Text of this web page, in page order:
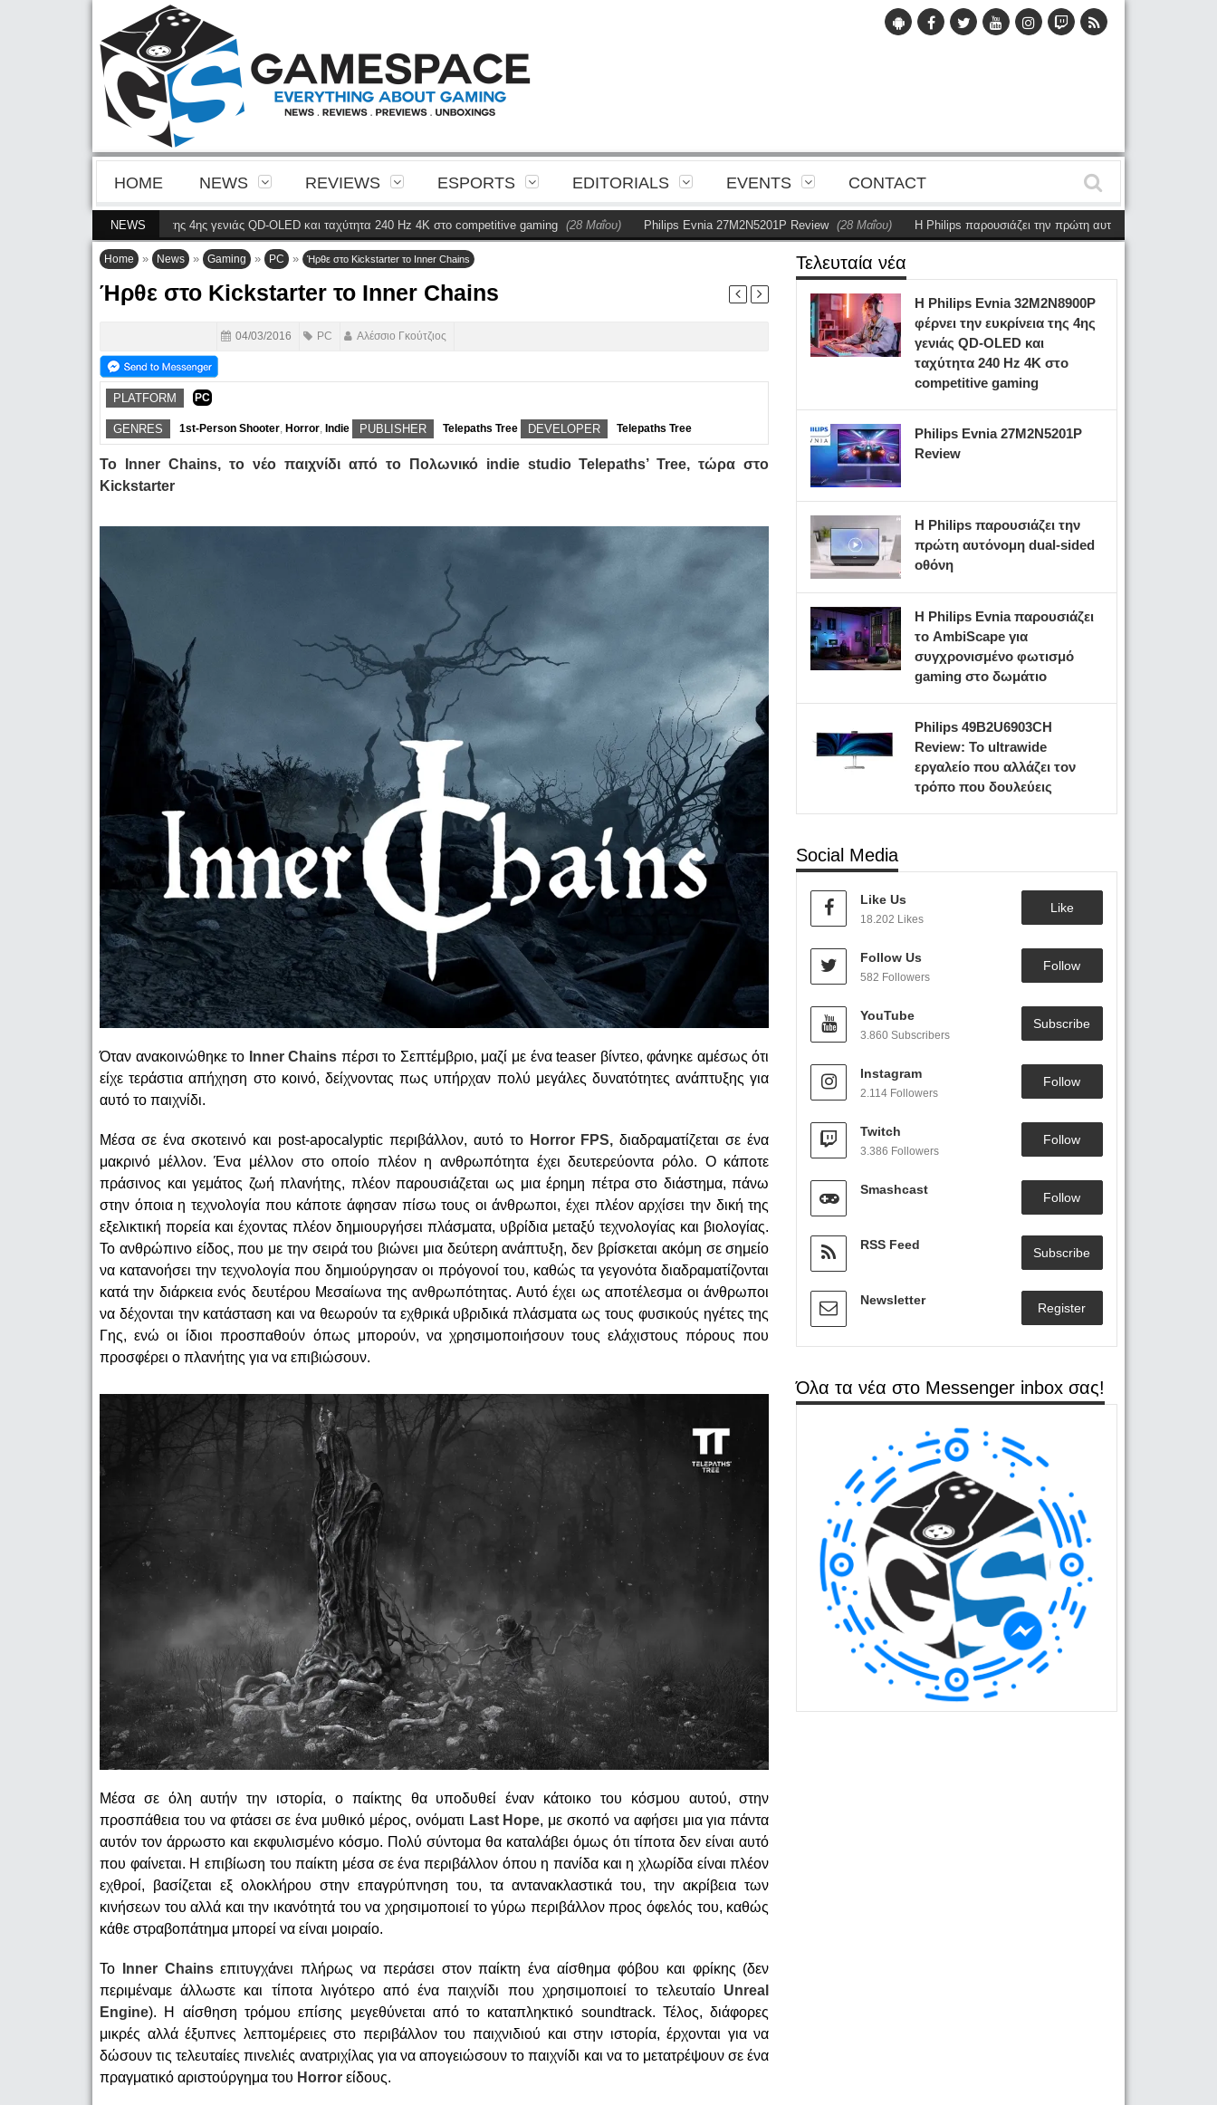
HOME NEWS REVIEWS ESPORTS EDITORIALS EVENTS CONTACT
NEWS
την ευκρίνεια της 4ης γενιάς QD-OLED και ταχύτητα 240 Hz 4K στο competitive gaming (28 Μαΐου) Philips Evnia 27M2N5201P Review (28 Μαΐου) Η Philips παρουσιάζει την πρώτη αυτόνομη dual-sided οθόνη
Home » News » Gaming » PC » Ήρθε στο Kickstarter το Inner Chains
Ήρθε στο Kickstarter το Inner Chains
04/03/2016 PC Αλέσσιο Γκούτζιος
PLATFORM PC
GENRES 1st-Person Shooter, Horror, Indie PUBLISHER Telepaths Tree DEVELOPER Telepaths Tree
Το Inner Chains, το νέο παιχνίδι από το Πολωνικό indie studio Telepaths’ Tree, τώρα στο
Kickstarter
Όταν ανακοινώθηκε το Inner Chains πέρσι το Σεπτέμβριο, μαζί με ένα teaser βίντεο, φάνηκε αμέσως ότι
είχε τεράστια απήχηση στο κοινό, δείχνοντας πως υπήρχαν πολύ μεγάλες δυνατότητες ανάπτυξης για
αυτό το παιχνίδι.
Μέσα σε ένα σκοτεινό και post-apocalyptic περιβάλλον, αυτό το Horror FPS,διαδραματίζεται σε ένα
μακρινό μέλλον. Ένα μέλλον στο οποίο πλέον η ανθρωπότητα έχει δευτερεύοντα ρόλο. Ο κάποτε
πράσινος και γεμάτος ζωή πλανήτης, πλέον παρουσιάζεται ως μια έρημη πέτρα στο διάστημα, πάνω
στην όποια η τεχνολογία που κάποτε άφησαν πίσω τους οι άνθρωποι, έχει πλέον αρχίσει την δική της
εξελικτική πορεία και έχοντας πλέον δημιουργήσει πλάσματα, υβρίδια μεταξύ τεχνολογίας και βιολογίας.
Το ανθρώπινο είδος, που με την σειρά του βιώνει μια δεύτερη ανάπτυξη, δεν βρίσκεται ακόμη σε σημείο
να κατανοήσει την τεχνολογία που δημιούργησαν οι πρόγονοί του, καθώς τα γεγονότα διαδραματίζονται
κατά την διάρκεια ενός δευτέρου Μεσαίωνα της ανθρωπότητας. Αυτό έχει ως αποτέλεσμα οι άνθρωποι
να δέχονται την κατάσταση και να θεωρούν τα εχθρικά υβριδικά πλάσματα ως τους φυσικούς ηγέτες της
Γης, ενώ οι ίδιοι προσπαθούν όπως μπορούν, να χρησιμοποιήσουν τους ελάχιστους πόρους που
προσφέρει ο πλανήτης για να επιβιώσουν.
Μέσα σε όλη αυτήν την ιστορία, ο παίκτης θα υποδυθεί έναν κάτοικο του κόσμου αυτού, στην
προσπάθεια του να φτάσει σε ένα μυθικό μέρος, ονόματι Last Hope, με σκοπό να αφήσει μια για πάντα
αυτόν τον άρρωστο και εκφυλισμένο κόσμο. Πολύ σύντομα θα καταλάβει όμως ότι τίποτα δεν είναι αυτό
που φαίνεται. Η επιβίωση του παίκτη μέσα σε ένα περιβάλλον όπου η πανίδα και η χλωρίδα είναι πλέον
εχθροί, βασίζεται εξ ολοκλήρου στην επαγρύπνηση του, τα αντανακλαστικά του, την ακρίβεια των
κινήσεων του αλλά και την ικανότητά του να χρησιμοποιεί το γύρω περιβάλλον προς όφελός του, καθώς
κάθε στραβοπάτημα μπορεί να είναι μοιραίο.
Το Inner Chainsεπιτυγχάνει πλήρως να περάσει στον παίκτη ένα αίσθημα φόβου και φρίκης (δεν
περιμέναμε άλλωστε και τίποτα λιγότερο από ένα παιχνίδι που χρησιμοποιεί το τελευταίο Unreal
Engine). Η αίσθηση τρόμου επίσης μεγεθύνεται από το καταπληκτικό soundtrack. Τέλος, διάφορες
μικρές αλλά έξυπνες λεπτομέρειες στο περιβάλλον του παιχνιδιού και στην ιστορία, έρχονται για να
δώσουν τις τελευταίες πινελιές ανατριχίλας για να απογειώσουν το παιχνίδι και να το μετατρέψουν σε ένα
πραγματικό αριστούργημα του Horror είδους.
Τελευταία νέα
Η Philips Evnia 32M2N8900P
φέρνει την ευκρίνεια της 4ης
γενιάς QD-OLED και
ταχύτητα 240 Hz 4K στο
competitive gaming
Philips Evnia 27M2N5201P
Review
Η Philips παρουσιάζει την
πρώτη αυτόνομη dual-sided
οθόνη
Η Philips Evnia παρουσιάζει
το AmbiScape για
συγχρονισμένο φωτισμό
gaming στο δωμάτιο
Philips 49B2U6903CH
Review: Το ultrawide
εργαλείο που αλλάζει τον
τρόπο που δουλεύεις
Social Media
Like Us
18.202 Likes
Like
Follow Us
582 Followers
Follow
YouTube
3.860 Subscribers
Subscribe
Instagram
2.114 Followers
Follow
Twitch
3.386 Followers
Follow
Smashcast
Follow
RSS Feed
Subscribe
Newsletter
Register
Όλα τα νέα στο Messenger inbox σας!